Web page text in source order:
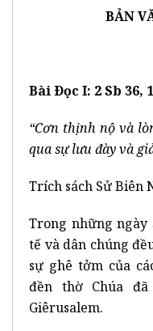
BẢN
Bài Ðọc I: 2 Sb 36,
“Cơn thịnh nộ và
qua sự lưu đày và
Trích sách Sử Biên
Trong những
tế và dân chúng
sự ghê tởm của
đền thờ Chúa
Giêrusalem.